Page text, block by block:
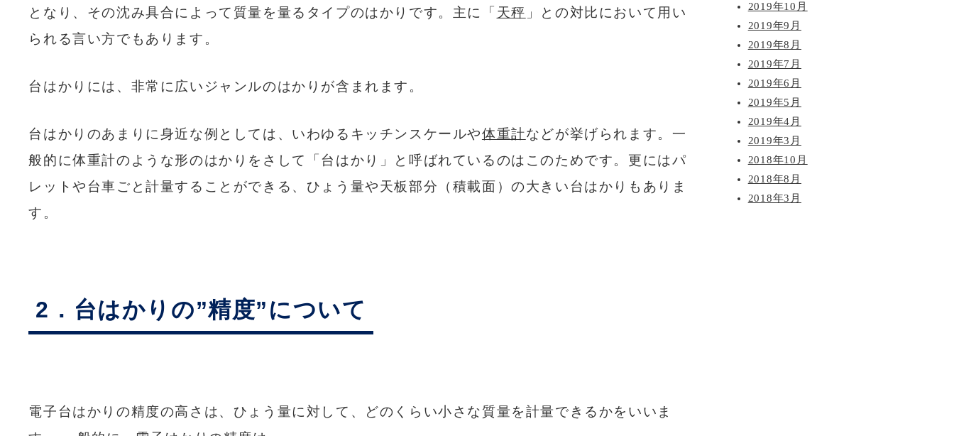
となり、その沈み具合によって質量を量るタイプのはかりです。主に「 天秤 」との対比において用い
られる言い方でもあります。
台はかりには、非常に広いジャンルのはかりが含まれます。
台はかりのあまりに身近な例としては、いわゆるキッチンスケールや体重計などが挙げられます。一
般的に体重計のような形のはかりをさして「台はかり」と呼ばれているのはこのためです。更にはパ
レットや台車ごと計量することができる、ひょう量や天板部分（積載面）の大きい台はかりもありま
す。
2．台はかりの”精度”について
電子台はかりの精度の高さは、ひょう量に対して、どのくらい小さな質量を計量できるかをいいま
2019年10月
2019年9月
2019年8月
2019年7月
2019年6月
2019年5月
2019年4月
2019年3月
2018年10月
2018年8月
2018年3月